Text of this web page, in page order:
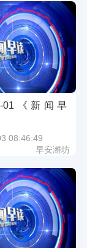
01《新闻早
08:46:49
早安潍坊